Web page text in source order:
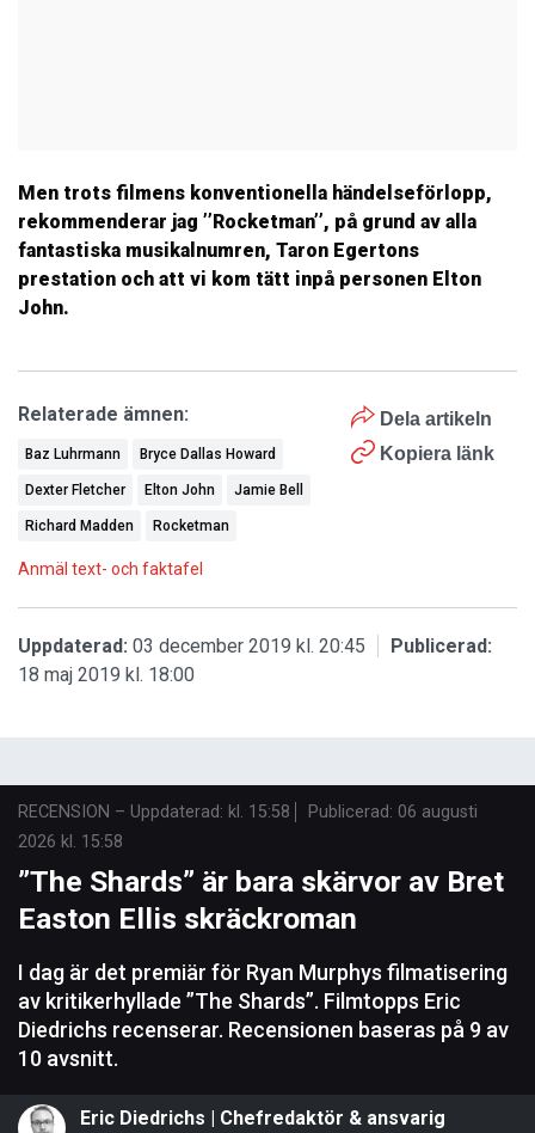
Men trots filmens konventionella händelseförlopp,
rekommenderar jag ’’Rocketman’’, på grund av alla
fantastiska musikalnumren, Taron Egertons
prestation och att vi kom tätt inpå personen Elton
John.
Dela artikeln
Kopiera länk
Relaterade ämnen:
Baz Luhrmann Bryce Dallas Howard
Dexter Fletcher Elton John Jamie Bell
Richard Madden Rocketman
Anmäl text- och faktafel
Uppdaterad: 03 december 2019 kl. 20:45
Publicerad:
18 maj 2019 kl. 18:00
RECENSION – Uppdaterad: kl. 15:58 Publicerad: 06 augusti
2026 kl. 15:58
”The Shards” är bara skärvor av Bret
Easton Ellis skräckroman
I dag är det premiär för Ryan Murphys filmatisering
av kritikerhyllade ”The Shards”. Filmtopps Eric
Diedrichs recenserar. Recensionen baseras på 9 av
10 avsnitt.
Eric Diedrichs | Chefredaktör & ansvarig